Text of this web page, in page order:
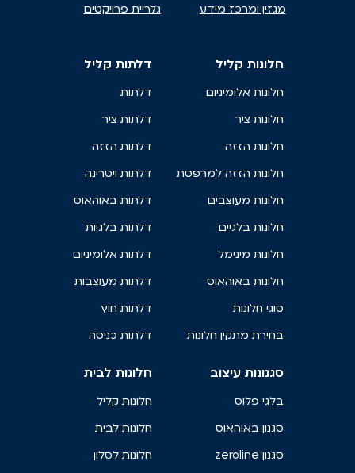
מגזין ומרכז מידע גלריית פרויקטים
חלונות קליל
חלונות אלומיניום
חלונות ציר
חלונות הזזה
חלונות הזזה למרפסת
חלונות מעוצבים
חלונות בלגיים
חלונות מינימל
חלונות באוהאוס
סוגי חלונות
בחירת מתקין חלונות
דלתות קליל
דלתות
דלתות ציר
דלתות הזזה
דלתות ויטרינה
דלתות באוהאוס
דלתות בלגיות
דלתות אלומיניום
דלתות מעוצבות
דלתות חוץ
דלתות כניסה
סגנונות עיצוב
בלגי פלוס
סגנון באוהאוס
סגנון zeroline
חלונות לבית
חלונות קליל
חלונות לבית
חלונות לסלון